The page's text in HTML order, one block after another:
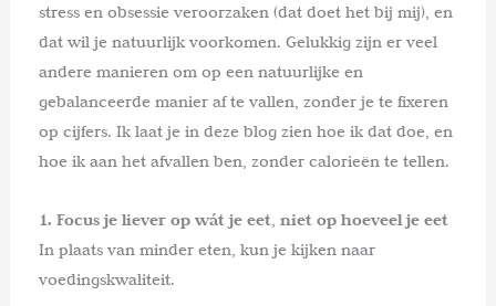
stress en obsessie veroorzaken (dat doet het bij mij), en
dat wil je natuurlijk voorkomen. Gelukkig zijn er veel
andere manieren om op een natuurlijke en
gebalanceerde manier af te vallen, zonder je te fixeren
op cijfers. Ik laat je in deze blog zien hoe ik dat doe, en
hoe ik aan het afvallen ben, zonder calorieën te tellen.
1. Focus je liever op wát je eet, niet op hoeveel je eet
In plaats van minder eten, kun je kijken naar
voedingskwaliteit.